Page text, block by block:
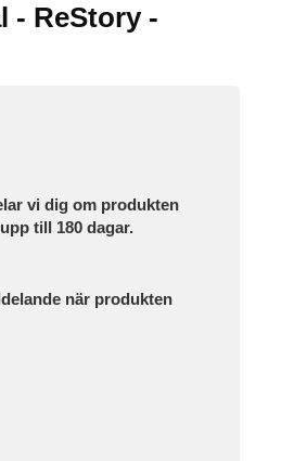
- ReStory -
vi dig om produkten
till 180 dagar.
när produkten